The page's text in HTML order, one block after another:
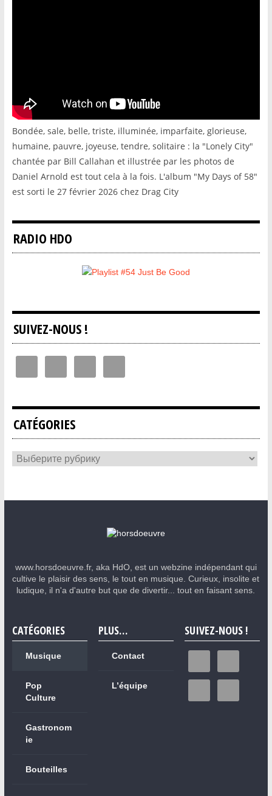
Bondée, sale, belle, triste, illuminée, imparfaite, glorieuse,
humaine, pauvre, joyeuse, tendre, solitaire : la "Lonely City"
chantée par Bill Callahan et illustrée par les photos de
Daniel Arnold est tout cela à la fois. L'album "My Days of 58"
est sorti le 27 février 2026 chez Drag City
RADIO HDO
SUIVEZ-NOUS !
CATÉGORIES
www.horsdoeuvre.fr, aka HdO, est un webzine indépendant qui
cultive le plaisir des sens, le tout en musique. Curieux, insolite et
ludique, il n'a d'autre but que de divertir... tout en faisant sens.
CATÉGORIES
Musique
Pop
Culture
Gastronom
ie
Bouteilles
PLUS…
Contact
L’équipe
SUIVEZ-NOUS !